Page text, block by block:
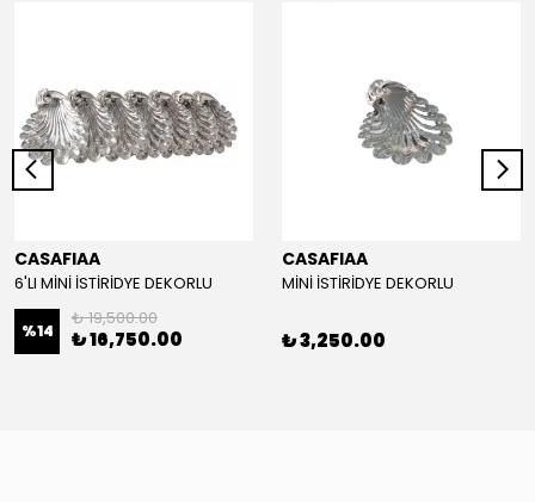
CASAFIAA
6'LI MİNİ İSTİRİDYE DEKORLU
%14
₺ 19,500.00
₺ 16,750.00
CASAFIAA
MİNİ İSTİRİDYE DEKORLU
₺ 3,250.00